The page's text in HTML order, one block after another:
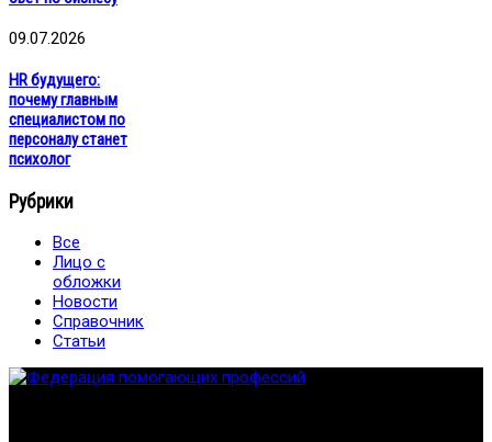
09.07.2026
HR будущего:
почему главным
специалистом по
персоналу станет
психолог
Рубрики
Все
Лицо с
обложки
Новости
Справочник
Статьи